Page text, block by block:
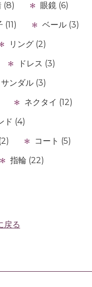
(8)
眼鏡 (6)
(11)
ベール (3)
リング (2)
ドレス (3)
サンダル (3)
ネクタイ (12)
ド (4)
コート (5)
指輪 (22)
戻る